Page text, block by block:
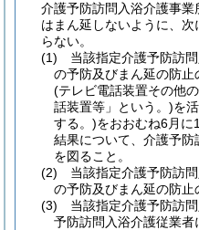
介護予防訪問入浴介護事業
はまん延しないように、
らない。
(1)
当該指定介護予防訪
の予防及びまん延の防
(テレビ電話装置その他
話装置等」という。)を
する。)をおおむね6月に
結果について、介護予
を図ること。
(2)
当該指定介護予防訪
の予防及びまん延の防止
(3)
当該指定介護予防訪
予防訪問入浴介護従業